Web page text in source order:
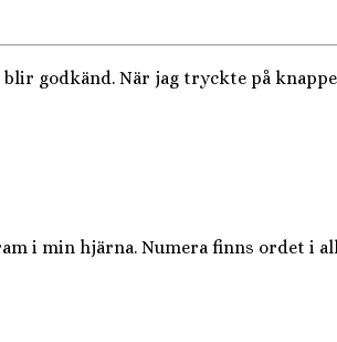
godkänd. När jag tryckte på
i min hjärna. Numera finns ordet i